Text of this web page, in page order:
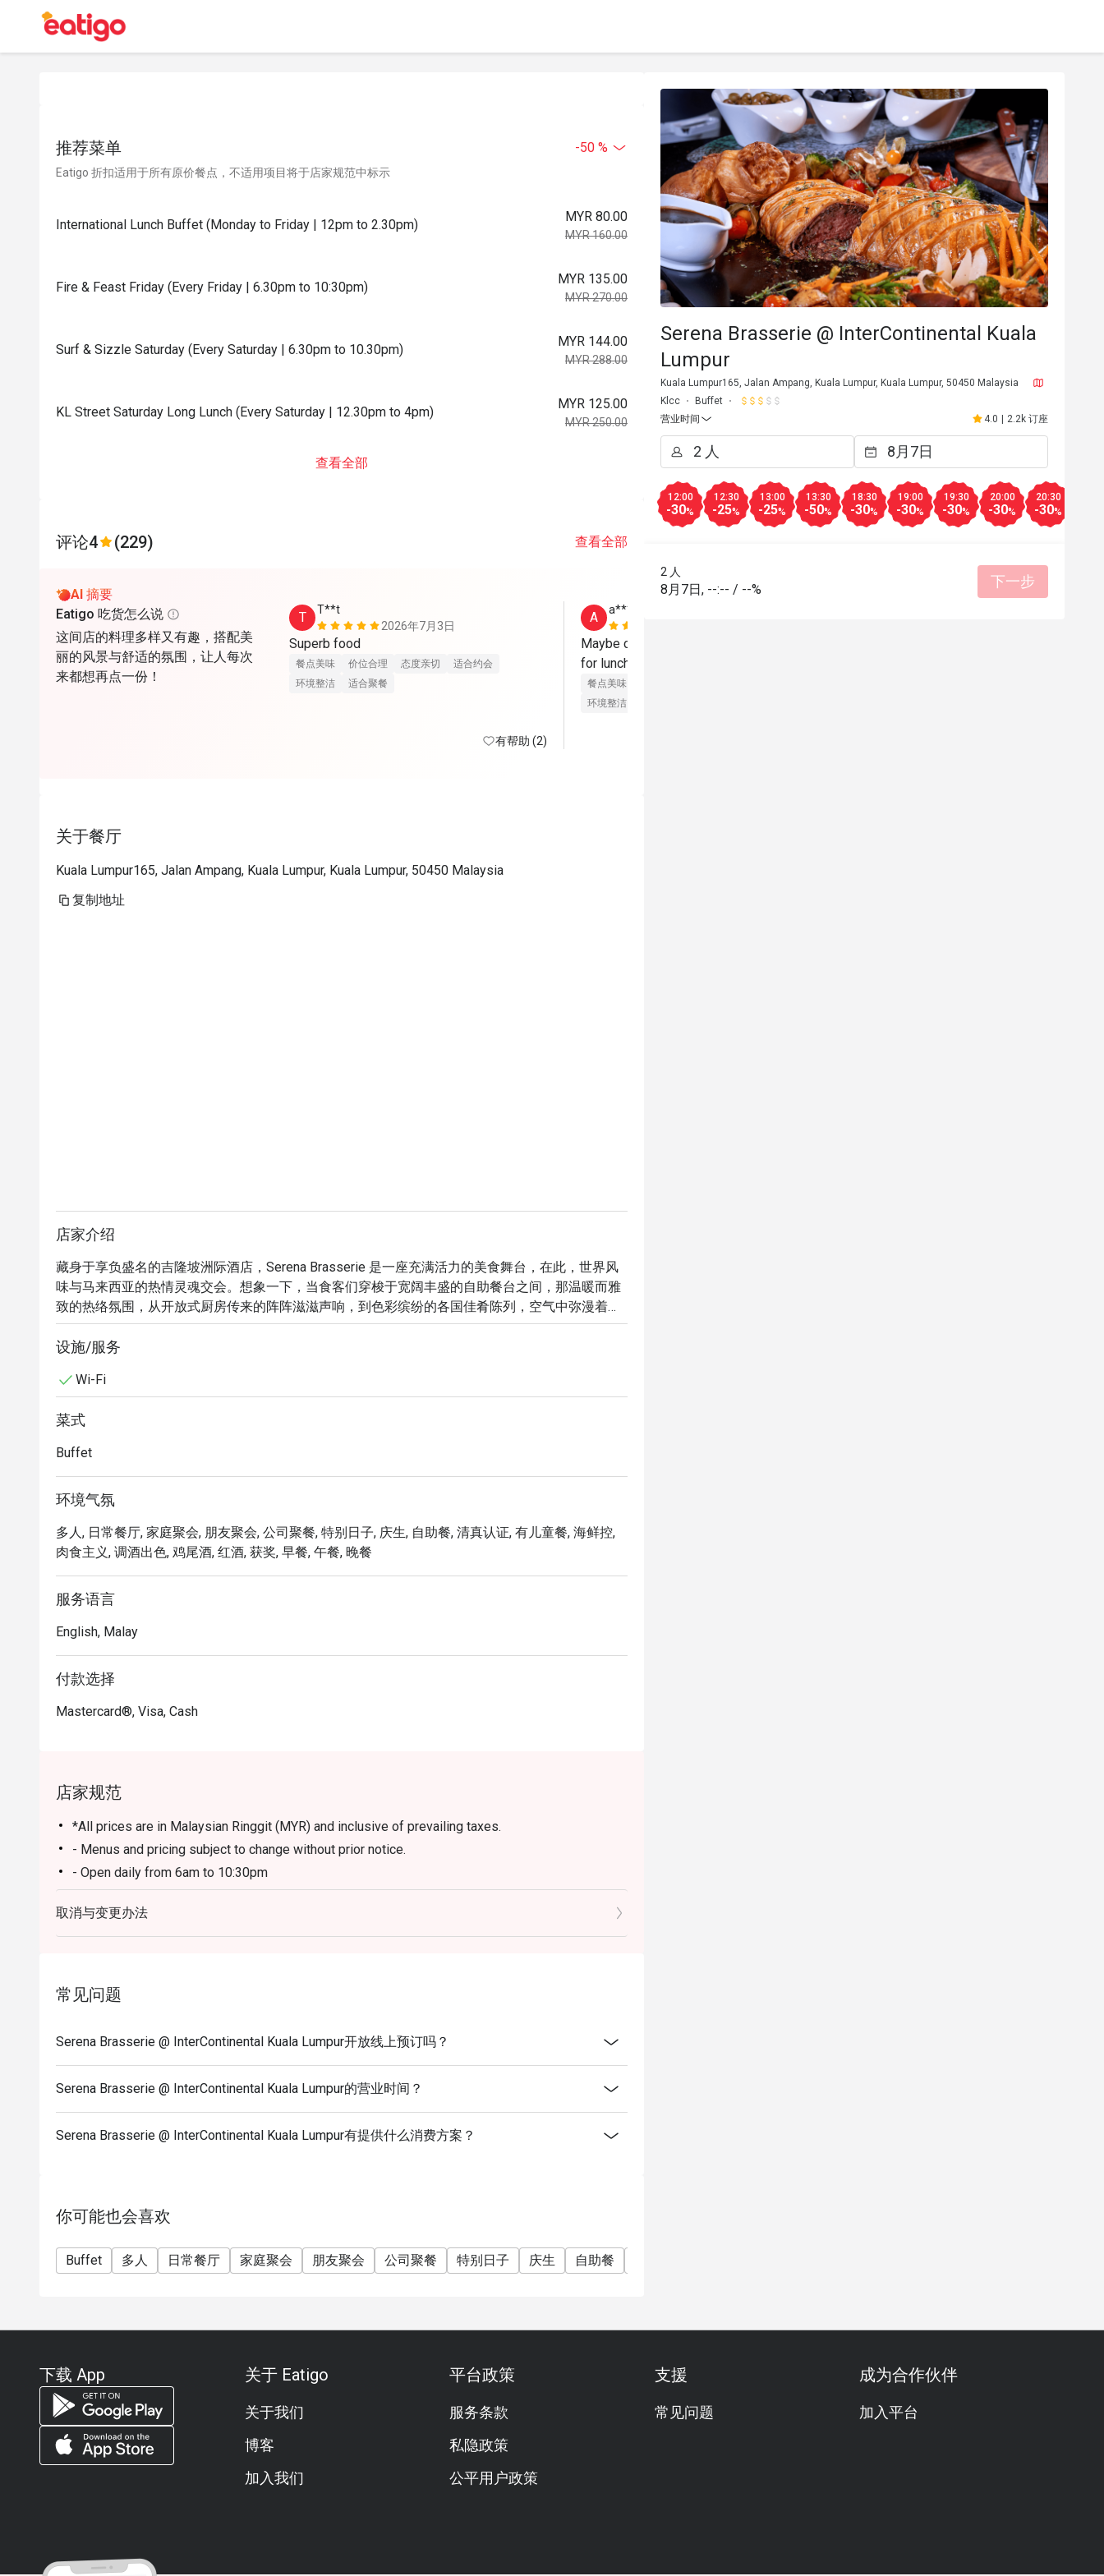
推荐菜单 -50 %
Eatigo 折扣适用于所有原价餐点，不适用项目将于店家规范中标示
International Lunch Buffet (Monday to Friday | 12pm to 2.30pm)
MYR 80.00
MYR 160.00
Fire & Feast Friday (Every Friday | 6.30pm to 10:30pm)
MYR 135.00
MYR 270.00
Surf & Sizzle Saturday (Every Saturday | 6.30pm to 10.30pm)
MYR 144.00
MYR 288.00
KL Street Saturday Long Lunch (Every Saturday | 12.30pm to 4pm)
MYR 125.00
MYR 250.00
查看全部
评论4 (229) 查看全部
AI 摘要
Eatigo 吃货怎么说
这间店的料理多样又有趣，搭配美
丽的风景与舒适的氛围，让人每次
来都想再点一份！
T
T**t
2026年7月3日
Superb food
餐点美味 价位合理 态度亲切
适合约会
环境整洁
适合聚餐
有帮助 (2)
A
a*************a
Maybe can provide more selection or menu
for lunch buffet. But overall food is delicious
餐点美味
环境整洁
关于餐厅
Kuala Lumpur165, Jalan Ampang, Kuala Lumpur, Kuala Lumpur, 50450 Malaysia
复制地址
店家介绍
藏身于享负盛名的吉隆坡洲际酒店，Serena Brasserie 是一座充满活力的美食舞台，在此，世界风
味与马来西亚的热情灵魂交会。想象一下，当食客们穿梭于宽阔丰盛的自助餐台之间，那温暖而雅
致的热络氛围，从开放式厨房传来的阵阵滋滋声响，到色彩缤纷的各国佳肴陈列，空气中弥漫着在
地香料与新鲜出炉糕点的浓郁香气。这家屡获殊荣的餐厅，是所有在吉隆坡寻觅非凡餐饮体验的饕
客必访之地，完美呈现了马来西亚多元种族的美食文化精髓。
无论是享用一顿快速的晚餐，或是一个悠闲惬意的夜晚，这里的独特魅力都将让您难以忘怀：
马来仁当、精致的日式刺身，一路品尝到经典的西式烤肉。正是这份丰盛飨宴，结合优雅舒适的用
餐环境，让 Serena Brasserie 成为在地人与旅客心目中的顶级餐厅——一个在吉隆坡市中心就能尝
🍽️ 精选推荐
・冰镇生猛海鲜 | 汇集一系列诱人的现开生蚝、鲜虾与青口。
・招牌慢炖仁当牛肉 | 肉质软嫩的牛肉，以浓郁芳香的椰浆与香料慢火细炖而成。
・沙爹即烤餐台 | 多汁的炭烤鸡肉与牛肉串，佐以经典的块粒花生酱。
🥤 招牌饮品
⭐ Google 评分：4.7 分（来自 1250 则评论）
设施/服务
Wi-Fi
菜式
Buffet
环境气氛
多人, 日常餐厅, 家庭聚会, 朋友聚会, 公司聚餐, 特别日子, 庆生, 自助餐, 清真认证, 有儿童餐, 海鲜控,
肉食主义, 调酒出色, 鸡尾酒, 红酒, 获奖, 早餐, 午餐, 晚餐
服务语言
English, Malay
付款选择
Mastercard®, Visa, Cash
店家规范
*All prices are in Malaysian Ringgit (MYR) and inclusive of prevailing taxes.
- Menus and pricing subject to change without prior notice.
- Open daily from 6am to 10:30pm
- Lunch 12pm to 2:30pm, Dinner 6:30pm to 10:30pm
- Children aged 5 years and below eat free
- Discount is applicable for food only.
menu.
- Images shown are for illustration purposes only.
取消与变更办法
常见问题
Serena Brasserie @ InterContinental Kuala Lumpur开放线上预订吗？
Serena Brasserie @ InterContinental Kuala Lumpur的营业时间？
Serena Brasserie @ InterContinental Kuala Lumpur有提供什么消费方案？
你可能也会喜欢
Buffet 多人 日常餐厅 家庭聚会 朋友聚会 公司聚餐 特别日子 庆生 自助餐
Serena Brasserie @ InterContinental Kuala
Lumpur
Kuala Lumpur165, Jalan Ampang, Kuala Lumpur, Kuala Lumpur, 50450 Malaysia
Klcc
Buffet
营业时间
4.0 | 2.2k 订座
12:00
-30%
12:30
-25%
13:00
-25%
13:30
-50%
18:30
-30%
19:00
-30%
19:30
-30%
20:00
-30%
20:30
-30%
2 人
8月7日, --:-- / --% 下一步
下载 App 关于 Eatigo
关于我们
博客
加入我们
平台政策
服务条款
私隐政策
公平用户政策
支援
常见问题
成为合作伙伴
加入平台